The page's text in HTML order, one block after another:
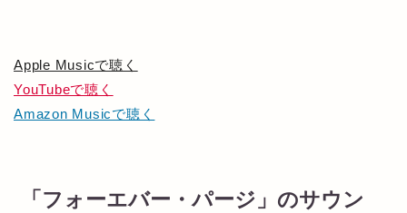
Apple Musicで聴く
YouTubeで聴く
Amazon Musicで聴く
「フォーエバー・パージ」のサウン